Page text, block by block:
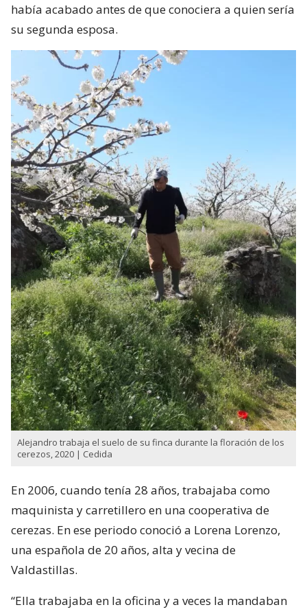
había acabado antes de que conociera a quien sería
su segunda esposa.
Alejandro trabaja el suelo de su finca durante la floración de los
cerezos, 2020 | Cedida
En 2006, cuando tenía 28 años, trabajaba como
maquinista y carretillero en una cooperativa de
cerezas. En ese periodo conoció a Lorena Lorenzo,
una española de 20 años, alta y vecina de
Valdastillas.
“Ella trabajaba en la oficina y a veces la mandaban